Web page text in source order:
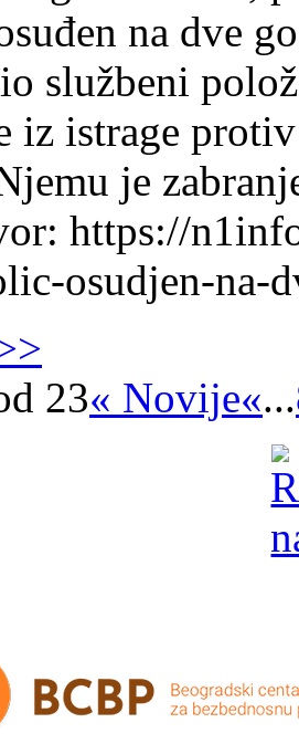
na dve
službeni
iz istrage
je
https://
osudjen-na-
23« Novije«...